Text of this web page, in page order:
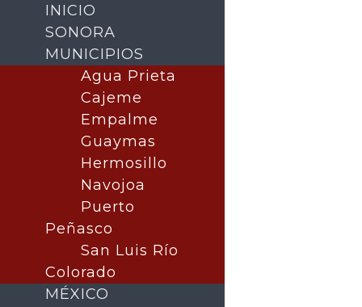
INICIO
SONORA
MUNICIPIOS
Agua Prieta
Cajeme
Empalme
Guaymas
Hermosillo
Navojoa
Puerto
Peñasco
San Luis Río
Colorado
MÉXICO